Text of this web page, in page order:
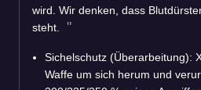
wird. Wir denken, dass
steht.
Sichelschutz (Überarbeitung):
Waffe um sich herum und